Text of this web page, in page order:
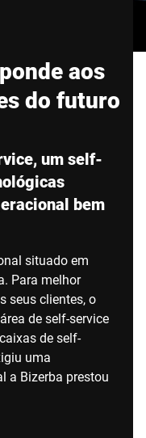
aos
do futuro
um self-
bem
situado em
Para melhor
seus clientes, o
de self-service
de self-
uma
a Bizerba prestou